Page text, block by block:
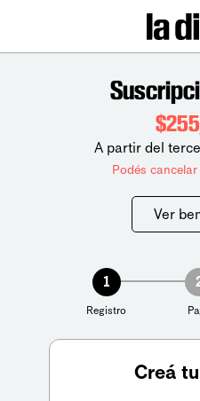
A partir del
Podés
Ver
1
Registro
Creá